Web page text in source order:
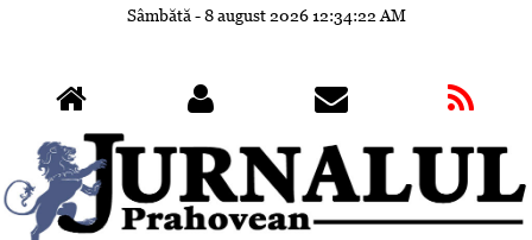
Sâmbătă - 8 august 202612:34:23 AM